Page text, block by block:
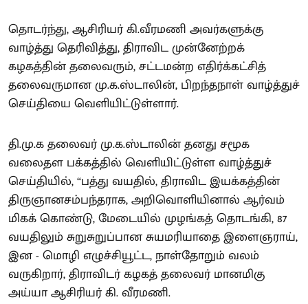
தொடர்ந்து, ஆசிரியர் கி.வீரமணி அவர்களுக்கு
வாழ்த்து தெரிவித்து, திராவிட முன்னேற்றக்
கழகத்தின் தலைவரும், சட்டமன்ற எதிர்க்கட்சித்
தலைவருமான மு.க.ஸ்டாலின், பிறந்தநாள் வாழ்த்துச்
செய்தியை வெளியிட்டுள்ளார்.
தி.மு.க தலைவர் மு.க.ஸ்டாலின் தனது சமூக
வலைதள பக்கத்தில் வெளியிட்டுள்ள வாழ்த்துச்
செய்தியில், “பத்து வயதில், திராவிட இயக்கத்தின்
திருஞானசம்பந்தராக, அறிவொளியினால் ஆர்வம்
மிகக் கொண்டு, மேடையில் முழங்கத் தொடங்கி, 87
வயதிலும் சுறுசுறுப்பான சுயமரியாதை இளைஞராய்,
இன - மொழி எழுச்சியூட்ட, நாள்தோறும் வலம்
வருகிறார், திராவிடர் கழகத் தலைவர் மானமிகு
அய்யா ஆசிரியர் கி. வீரமணி.